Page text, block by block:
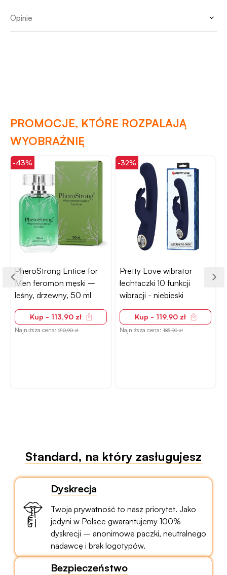
Opinie
PROMOCJE, KTÓRE ROZPALAJĄ
WYOBRAŹNIĘ
-43%
PheroStrong Entice for
Men feromon męski –
leśny, drzewny, 50 ml
Kup - 113,90 zł
Najniższa cena:210,90 zł
-32%
Pretty Love wibrator
łechtaczki 10 funkcji
wibracji - niebieski
Kup - 119,90 zł
Najniższa cena:185,90 zł
Standard, na który zasługujesz
Dyskrecja
Twoja prywatność to nasz priorytet. Jako
jedyni w Polsce gwarantujemy 100%
dyskrecji – anonimowe paczki, neutralnego
nadawcę i brak logotypów.
Bezpieczeństwo